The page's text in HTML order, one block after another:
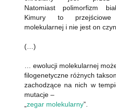
Natomiast polimorfizm
Kimury to
molekularnej i nie jest on
(…)
… ewolucji molekularnej
filogenetyczne różnych
zachodzące na nich w
mutacje –
zegar molekularny”.